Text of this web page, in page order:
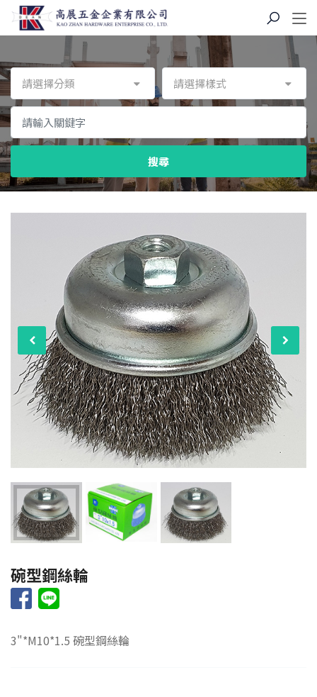
請選擇分類 請選擇樣式
搜尋
碗型鋼絲輪
3"*M10*1.5 碗型鋼絲輪